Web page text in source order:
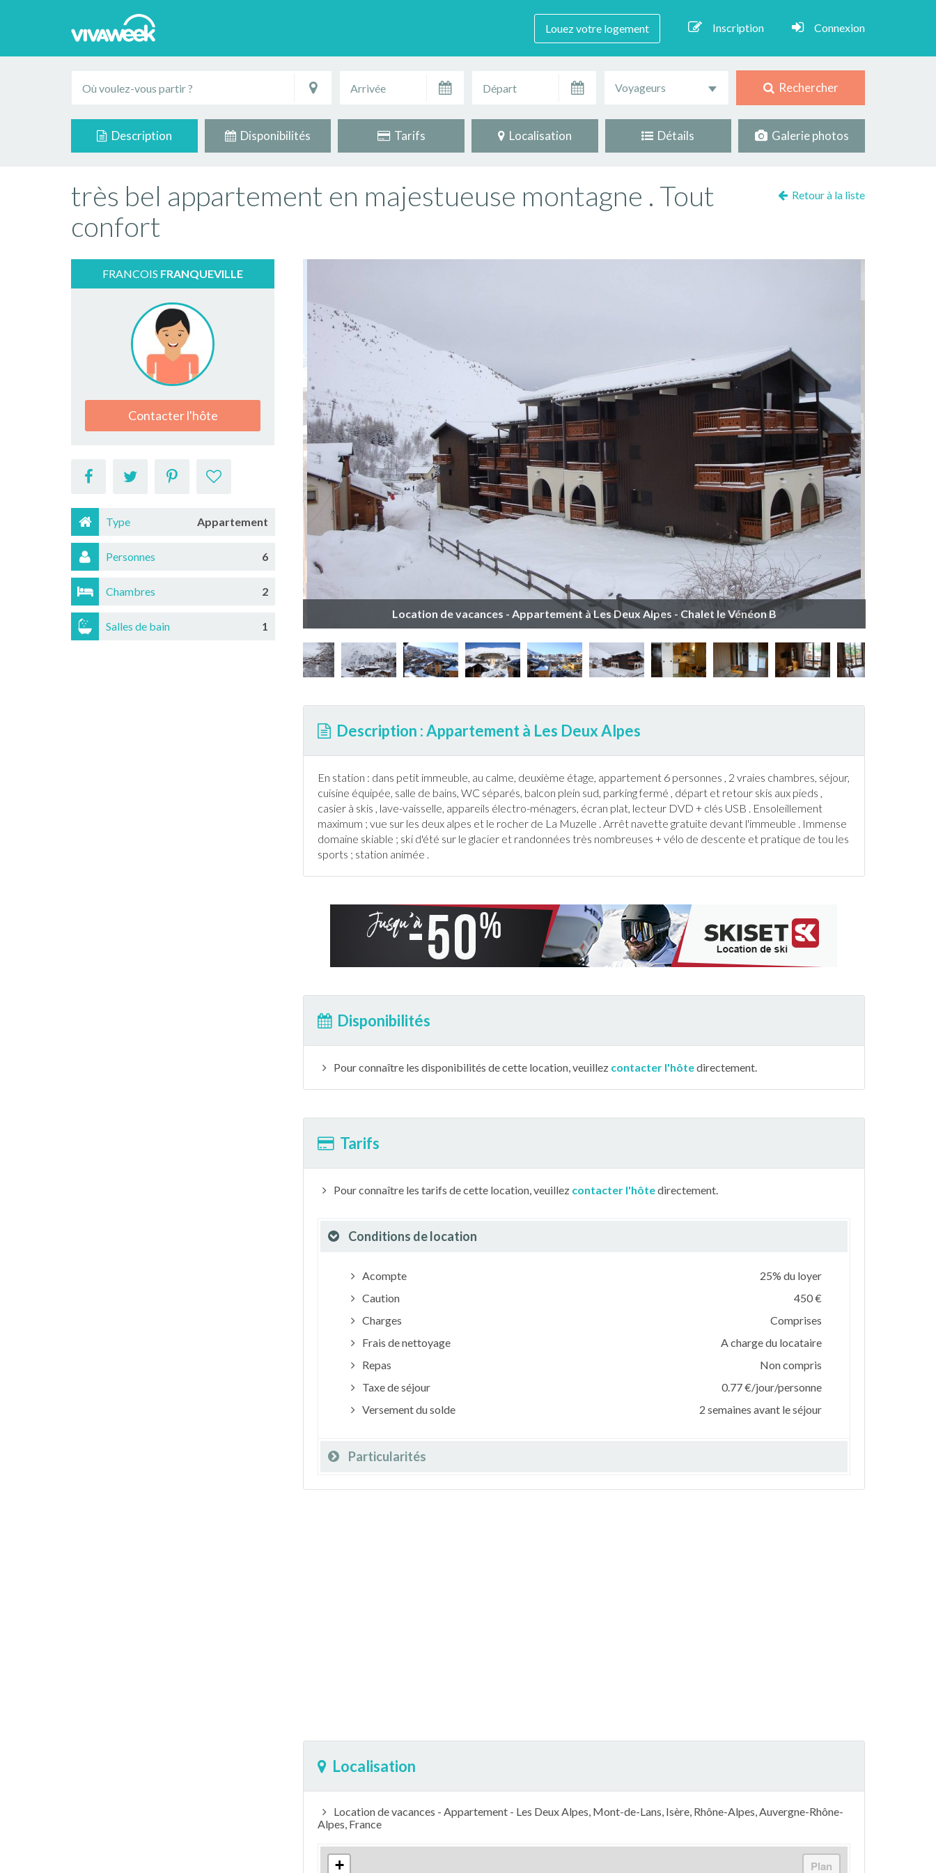
Louez votre logement Inscription Connexion
Voyageurs Rechercher
Description Disponibilités Tarifs Localisation Détails Galerie photos
très bel appartement en majestueuse montagne . Tout
confort
Retour à la liste
FRANCOIS FRANQUEVILLE
Contacter l'hôte
Type Appartement
Personnes 6
Chambres 2
Salles de bain 1
Location de vacances - Appartement à Les Deux Alpes - Chalet le Vénéon B
Description : Appartement à Les Deux Alpes
En station : dans petit immeuble, au calme, deuxième étage, appartement6 personnes , 2 vraies chambres, séjour,
cuisine équipée, salle de bains, WC séparés, balcon plein sud, parking fermé , départ et retour skis aux pieds ,
casier à skis , lave-vaisselle, appareils électro-ménagers, écran plat, lecteur DVD + clés USB . Ensoleillement
maximum ; vue sur les deux alpes et le rocher de La Muzelle . Arrêt navette gratuite devant l'immeuble . Immense
domaine skiable ; skid'été sur le glacier et randonnées très nombreuses + vélo de descente et pratique de tou les
sports ; station animée .
Disponibilités
Pour connaître les disponibilités de cette location, veuillez contacter l'hôtedirectement.
Tarifs
Pour connaître les tarifs de cette location, veuillez contacter l'hôtedirectement.
Conditions de location
Acompte
25% du loyer
Caution
450 €
Charges
Comprises
Frais de nettoyage
A charge du locataire
Repas
Non compris
Taxe de séjour
0.77 €/jour/personne
Versement du solde
2 semaines avant le séjour
Particularités
Localisation
Location de vacances - Appartement - Les Deux Alpes, Mont-de-Lans, Isère, Rhône-Alpes, Auvergne-Rhône-
Alpes, France
+